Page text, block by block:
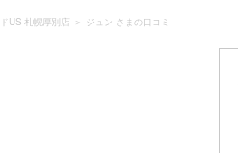
US 札幌厚別店 ジュン さまの口コミ